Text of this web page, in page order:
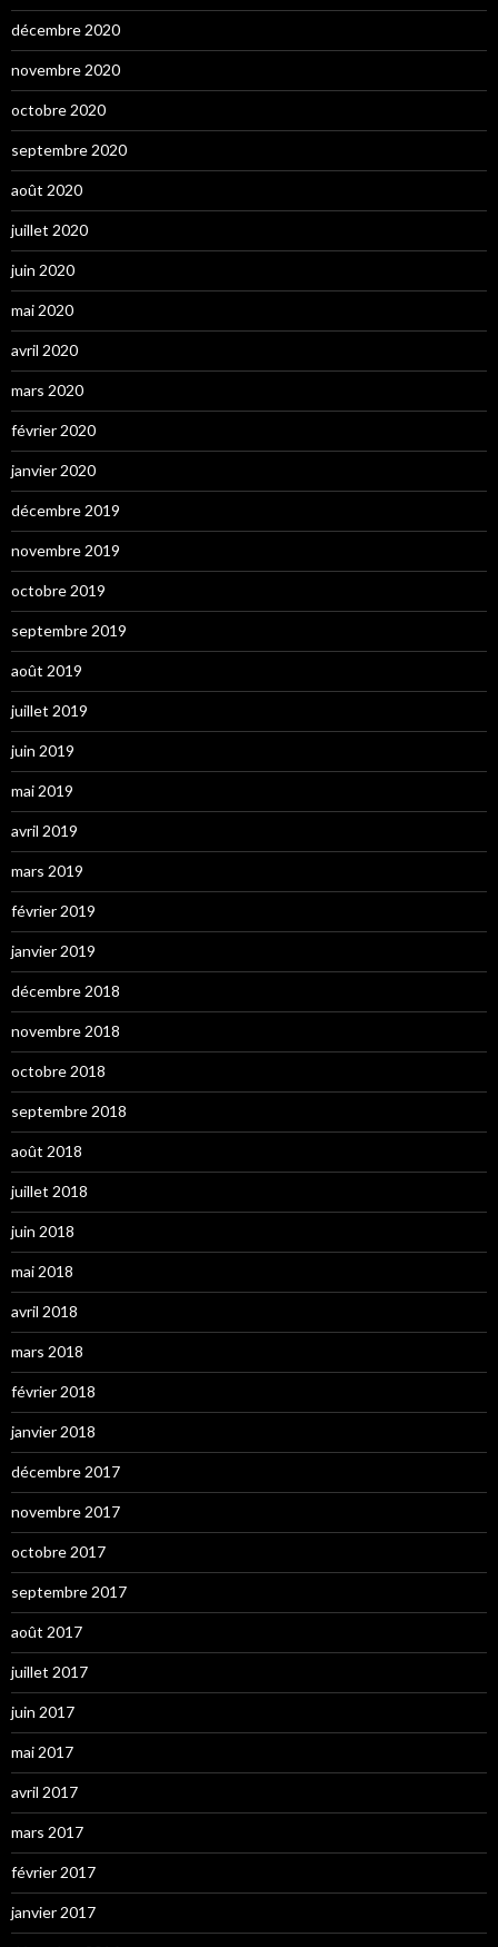
décembre 2020
novembre 2020
octobre 2020
septembre 2020
août 2020
juillet 2020
juin 2020
mai 2020
avril 2020
mars 2020
février 2020
janvier 2020
décembre 2019
novembre 2019
octobre 2019
septembre 2019
août 2019
juillet 2019
juin 2019
mai 2019
avril 2019
mars 2019
février 2019
janvier 2019
décembre 2018
novembre 2018
octobre 2018
septembre 2018
août 2018
juillet 2018
juin 2018
mai 2018
avril 2018
mars 2018
février 2018
janvier 2018
décembre 2017
novembre 2017
octobre 2017
septembre 2017
août 2017
juillet 2017
juin 2017
mai 2017
avril 2017
mars 2017
février 2017
janvier 2017